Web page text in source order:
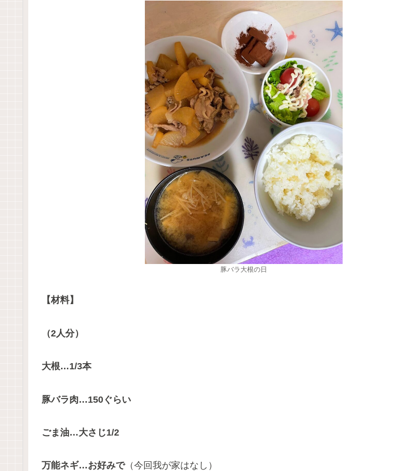
豚バラ大根の日
【材料】
（2人分）
大根…1/3本
豚バラ肉…150ぐらい
ごま油…大さじ1/2
万能ネギ…お好みで（今回我が家はなし）